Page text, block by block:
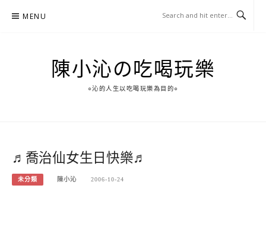
MENU
陳小沁の吃喝玩樂
○沁的人生以吃喝玩樂為目的○
♬喬治仙女生日快樂♬
未分類 陳小沁 2006-10-24